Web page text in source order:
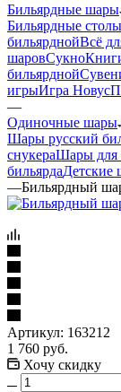
Бильярдные шары
Бильярдные столы
бильярднойВсё
шаровСукно
бильярдной
игрыИгра Новус
—
Одиночные шары
Шары русский
снукераШары для
бильярдаДетские
—Бильярдный
Артикул: 163212
1 760 руб.
Хочу скидку